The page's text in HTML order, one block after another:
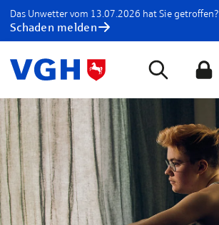
Das Unwetter vom 13.07.2026 hat Sie getroffen?
Schaden melden